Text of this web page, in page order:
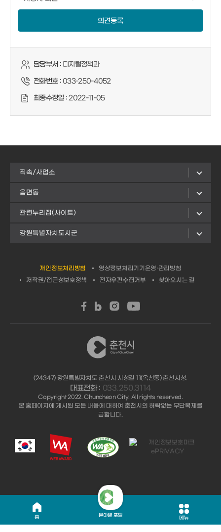
홈 분야별 포털 메뉴
의견등록
담당부서 :디지털정책과
전화번호 :033-250-4052
최종수정일 :2022-11-05
직속/사업소
읍면동
관련누리집(사이트)
강원특별자치도시군
개인정보처리방침
영상정보처리기기운영·관리방침
저작권/접근성보호정책
전자우편수집거부 찾아오시는 길
(24347) 강원특별자치도 춘천시 시청길 11(옥천동) 춘천시청.
대표전화 : 033.250.3114
Copyright 2022. Chuncheon City. All rights reserved.
본 홈페이지에 게시된 모든 내용에 대하여 춘천시의 허락없는 무단복제를
금합니다.